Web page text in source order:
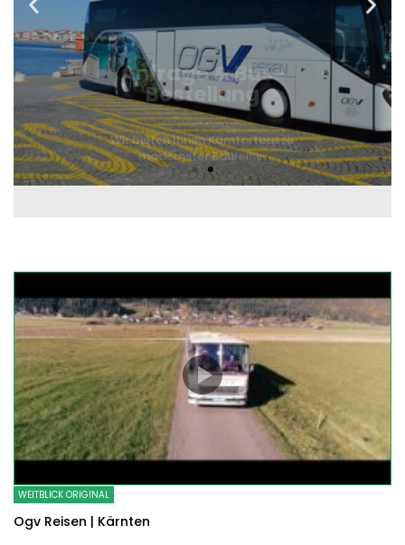
Wir bieten Ihnen Komfortbusse
modernster Baureihe.
mehr erfahren
WEITBLICK ORIGINAL
Ogv Reisen | Kärnten